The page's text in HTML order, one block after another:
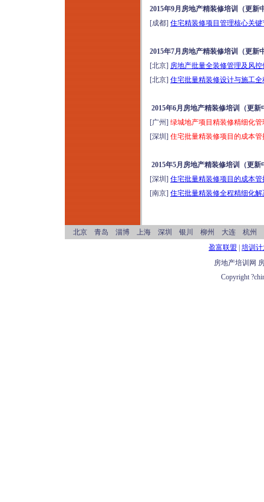
2015年9月房地产精装修培训（更新
[成都] 住宅精装修项目管理核心关
2015年7月房地产精装修培训（更新
[北京] 房地产批量全装修管理及风
[北京] 住宅批量精装修设计与施工
2015年6月房地产精装修培训（更新
[广州] 绿城地产项目精装修精细化
[深圳] 住宅批量精装修项目的成本
2015年5月房地产精装修培训（更新
[深圳] 住宅批量精装修项目的成本
[南京] 住宅批量精装修全程精细化
北京 青岛 淄博 上海 深圳 银川 柳州 大连 杭州
盈富联盟
培训
房地产培训网
Copyright